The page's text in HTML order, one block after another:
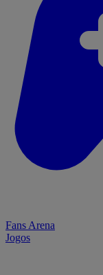
Fans Arena
Jogos